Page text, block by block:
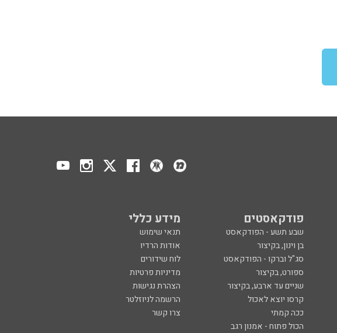
פודקאסטים מידע כללי
שבע תשע - הפודקאסט
תנאי שימוש
בן וינון, בקיצור
אודות הרדיו
סג"ל וברקו - הפודקאסט
לוח שידורים
ספורט, בקיצור
מדיניות פרטיות
שניים עד ארבע, בקיצור
הצהרת נגישות
קרסו יוצא לאכול
הרשמה לניוזלטר
ככה קמתי
צרו קשר
הכול פתוח - אמנון רגב